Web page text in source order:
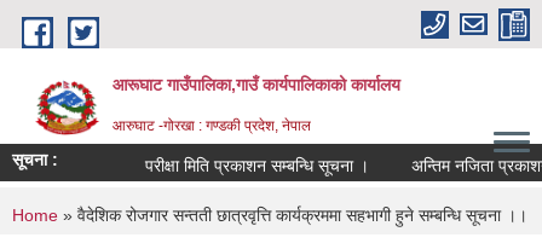
Skip to main content
आरूघाट गाउँपालिका,गाउँ कार्यपालिकाको कार्यालय
आरुघाट -गोरखा : गण्डकी प्रदेश, नेपाल
सूचना : परीक्षा मिति प्रकाशन सम्बन्धि सूचना । अन्तिम नजिता प्रकाशन
You are here
Home » वैदेशिक रोजगार सन्तती छात्रवृत्ति कार्यक्रममा सहभागी हुने सम्बन्धि सूचना ।।